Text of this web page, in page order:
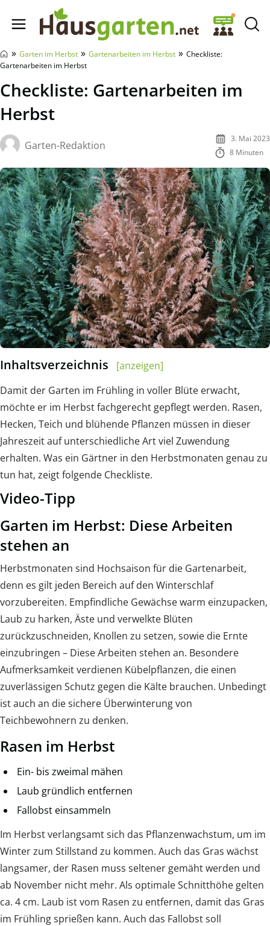
Hausgarten.net
» Garten im Herbst » Gartenarbeiten im Herbst » Checkliste:
Gartenarbeiten im Herbst
Checkliste: Gartenarbeiten im
Herbst
Garten-Redaktion
3. Mai 2023
8 Minuten
Inhaltsverzeichnis
[anzeigen]
Damit der Garten im Frühling in voller Blüte erwacht,
möchte er im Herbst fachgerecht gepflegt werden. Rasen,
Hecken, Teich und blühende Pflanzen müssen in dieser
Jahreszeit auf unterschiedliche Art viel Zuwendung
erhalten. Was ein Gärtner in den Herbstmonaten genau zu
tun hat, zeigt folgende Checkliste.
Video-Tipp
Garten im Herbst: Diese Arbeiten
stehen an
Herbstmonaten sind Hochsaison für die Gartenarbeit,
denn es gilt jeden Bereich auf den Winterschlaf
vorzubereiten. Empfindliche Gewächse warm einzupacken,
Laub zu harken, Äste und verwelkte Blüten
zurückzuschneiden, Knollen zu setzen, sowie die Ernte
einzubringen – Diese Arbeiten stehen an. Besondere
Aufmerksamkeit verdienen Kübelpflanzen, die einen
zuverlässigen Schutz gegen die Kälte brauchen. Unbedingt
ist auch an die sichere Überwinterung von
Teichbewohnern zu denken.
Rasen im Herbst
Ein- bis zweimal mähen
Laub gründlich entfernen
Fallobst einsammeln
Im Herbst verlangsamt sich das Pflanzenwachstum, um im
Winter zum Stillstand zu kommen. Auch das Gras wächst
langsamer, der Rasen muss seltener gemäht werden und
ab November nicht mehr. Als optimale Schnitthöhe gelten
ca. 4 cm. Laub ist vom Rasen zu entfernen, damit das Gras
im Frühling sprießen kann. Auch das Fallobst soll